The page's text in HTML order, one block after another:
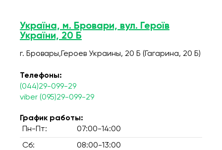
Україна, м. Бровари, вул. Героїв
України, 20 Б
г. Бровары,Героев Украины, 20 Б (Гагарина, 20 Б)
Телефоны:
(044)29-099-29
viber (095)29-099-29
График работы:
Пн-Пт:
07:00-14:00
Сб: 08:00-13:00